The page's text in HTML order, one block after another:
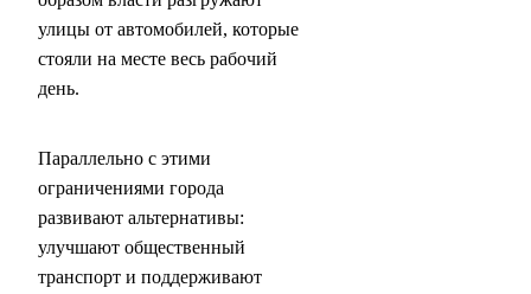
улицы от автомобилей, которые
стояли на месте весь рабочий
день.
Параллельно с этими
ограничениями города
развивают альтернативы:
улучшают общественный
транспорт и поддерживают